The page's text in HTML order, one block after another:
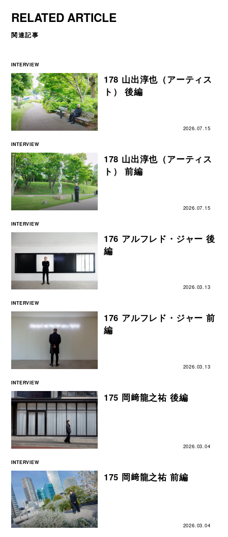
RELATED ARTICLE
関連記事
INTERVIEW
178 山出淳也（アーティス
ト） 後編
2026.07.15
INTERVIEW
178 山出淳也（アーティス
ト） 前編
2026.07.15
INTERVIEW
176 アルフレド・ジャー 後
編
2026.03.13
INTERVIEW
176 アルフレド・ジャー 前
編
2026.03.13
INTERVIEW
175 岡﨑龍之祐 後編
2026.03.04
INTERVIEW
175 岡﨑龍之祐 前編
2026.03.04